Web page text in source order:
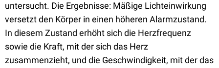
untersucht. Die Ergebnisse: Mäßige Lichteinwirkung
versetzt den Körper in einen höheren Alarmzustand.
In diesem Zustand erhöht sich die Herzfrequenz
sowie die Kraft, mit der sich das Herz
zusammenzieht, und die Geschwindigkeit, mit der das